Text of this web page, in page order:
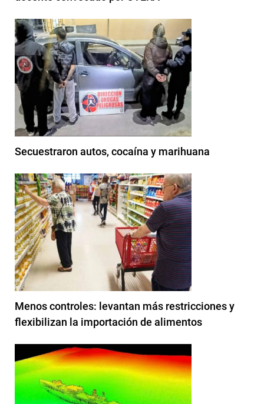
Secuestraron autos, cocaína y marihuana
Menos controles: levantan más restricciones y
flexibilizan la importación de alimentos